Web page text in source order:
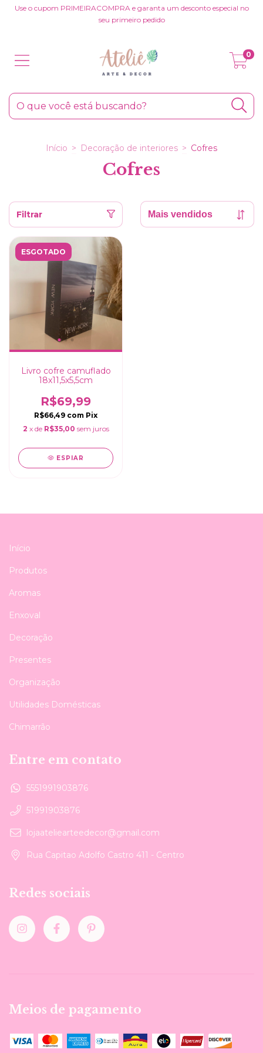
Use o cupom PRIMEIRACOMPRA e garanta um desconto especial no
seu primeiro pedido
0
Início > Decoração de interiores > Cofres
Cofres
Filtrar
ESGOTADO
Livro cofre camuflado
18x11,5x5,5cm
R$69,99
R$66,49 com Pix
2 x de R$35,00 sem juros
ESPIAR
Início
Produtos
Aromas
Enxoval
Decoração
Presentes
Organização
Utilidades Domésticas
Chimarrão
Entre em contato
5551991903876
51991903876
lojaateliearteedecor@gmail.com
Rua Capitao Adolfo Castro 411 - Centro
Redes sociais
Meios de pagamento